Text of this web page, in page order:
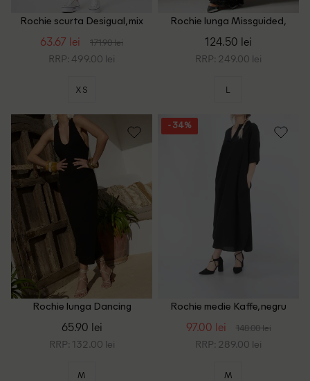
Rochie scurta Desigual, mix
63.67 lei 171.90 lei
RRP: 499.00 lei
XS
Rochie lunga Missguided,
124.50 lei
RRP: 249.00 lei
L
Rochie lunga Dancing
65.90 lei
RRP: 132.00 lei
M
- 34%
Rochie medie Kaffe, negru
97.00 lei 148.00 lei
RRP: 289.00 lei
M